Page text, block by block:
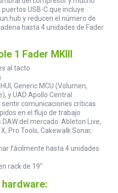
USB-C que incluye
hub y reducen el número de
hasta 4 unidades de Fader
1 Fader MKIII
al tacto
Generic MCU (Volumen,
y UAD Apollo Central
comunicaciones críticas
en el flujo de trabajo
del mercado: Ableton Live,
Pro Tools, Cakewalk Sonar,
fácilmente hasta 4 unidades
rack de 19"